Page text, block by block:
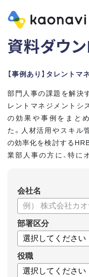
資料ダウ
【事例あり】タレント
部門人事の課題を解決
レントマネジメントシ
の効果や事例をまと
た。人材活用やスキル
の効率化を検討する
業部人事の方に、特に
【資料の内容】
・部門人事が抱える問題
・タレントマネジメン
・スキル管理をはじめ
会社名
部署区分
役職